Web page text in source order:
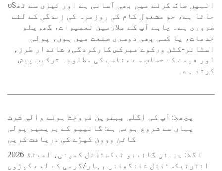
انہیں صاف کرنے میں بھی آسانی ہے اور تیزی سے ٹھoS
جاتا ہے، جو مشغول کام کی روزمرہ کی زندگی کے لئے
ضروری ہے۔ چاہے آپ کے ملازمین تعمیرات، گھریلو
خدمات، یا کسی بھی دوسری صنعت میں ہوں، پولی
اسٹائر-کٹن ورکوے فبرکس کارکردگی، شاندار طرز،
اور قیمت کے حساب سے مناسب کی مطلوبہ ترکیب پیش
کرتا ہے۔
پچھلا: آپ کی اگلی بہترین فروخت ہونے والی شرٹ
یہاں سے شروع ہوتی ہے: گائیبو کے پریمیم پولی
کاٹن ووون کپڑے کی دریافت کریں
اگلا:
ہیبئی گائیبو ٹیکسٹائل کمپنی، لمیٹڈ 2026
انٹرٹیکسٹائل شانگھائی بہار/گرمی کے لیے کپڑوں